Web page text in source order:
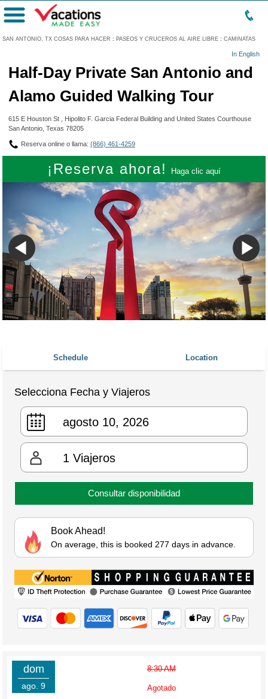
SAN ANTONIO, TX COSAS PARA HACER : PASEOS Y CRUCEROS AL AIRE LIBRE : CAMINATAS
In English
Menú
Half-Day Private San Antonio and
Alamo Guided Walking Tour
615 E Houston St , Hipolito F. Garcia Federal Building and United States Courthouse
San Antonio, Texas 78205
Reserva online o llama: (866) 461-4259
¡Reserva ahora! Haga clic aquí
Schedule Location
Selecciona Fecha y Viajeros
1 Viajeros
Consultar disponibilidad
Book Ahead!
On average, this is booked 277 days in advance.
dom
ago. 9
8:30 AM
Agotado